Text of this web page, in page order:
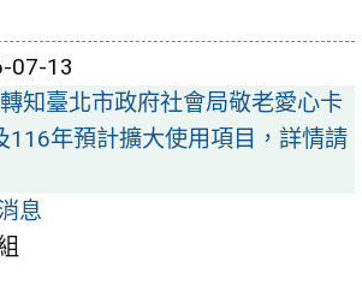
07-13
轉知臺北市政府社會局敬老愛心卡
116年預計擴大使用項目，詳情請
息